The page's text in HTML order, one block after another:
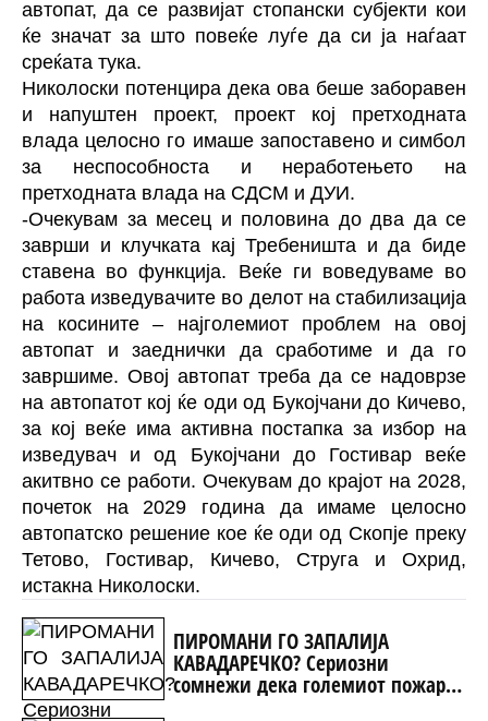
автопат, да се развијат стопански субјекти кои
ќе значат за што повеќе луѓе да си ја наѓаат
среќата тука.
Николоски потенцира дека ова беше заборавен
и напуштен проект, проект кој претходната
влада целосно го имаше запоставено и симбол
за неспособноста и неработењето на
претходната влада на СДСМ и ДУИ.
-Очекувам за месец и половина до два да се
заврши и клучката кај Требеништа и да биде
ставена во функција. Веќе ги воведуваме во
работа изведувачите во делот на стабилизација
на косините – најголемиот проблем на овој
автопат и заеднички да сработиме и да го
завршиме. Овој автопат треба да се надоврзе
на автопатот кој ќе оди од Букојчани до Кичево,
за кој веќе има активна постапка за избор на
изведувач и од Букојчани до Гостивар веќе
акитвно се работи. Очекувам до крајот на 2028,
почеток на 2029 година да имаме целосно
автопатско решение кое ќе оди од Скопје преку
Тетово, Гостивар, Кичево, Струга и Охрид,
истакна Николоски.
ПИРОМАНИ ГО ЗАПАЛИЈА
КАВАДАРЕЧКО? Сериозни
сомнежи дека големиот пожар е